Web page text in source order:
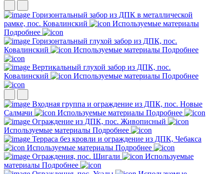
Горизонтальный забор из ДПК в металлической
рамке, пос. Ковалинский
Используемые материалы
Подробнее
Горизонтальный глухой забор из ДПК, пос.
Ковалинский
Используемые материалы Подробнее
Вертикальный глухой забор из ДПК, пос.
Ковалинский
Используемые материалы Подробнее
Входная группа и ограждение из ДПК, пос. Новые
Салмачи
Используемые материалы Подробнее
Ограждение из ДПК, пос. Живописный
Используемые материалы Подробнее
Терраса без кровли и ограждение из ДПК, Чебакса
Используемые материалы Подробнее
Ограждения, пос. Шигали
Используемые
материалы Подробнее